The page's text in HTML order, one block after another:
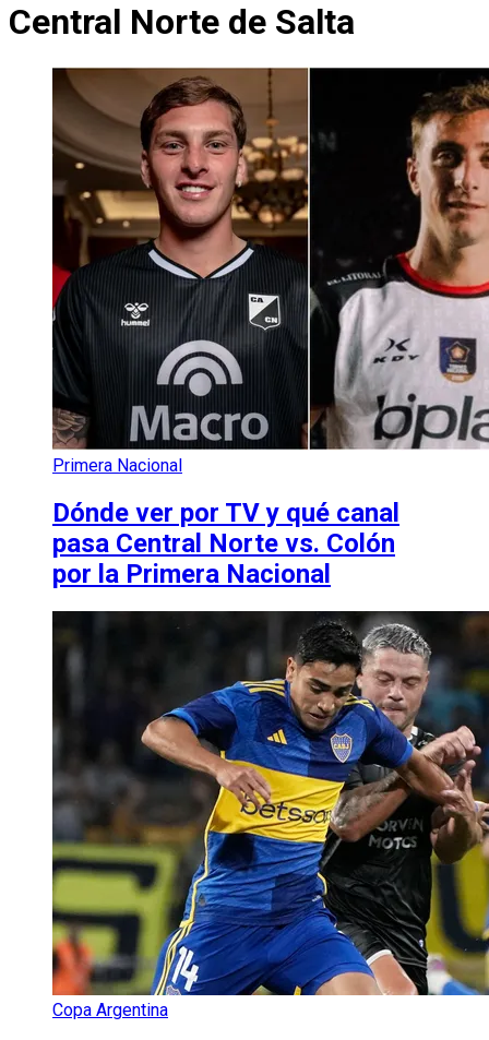
Central Norte de Salta
Primera Nacional
Dónde ver por TV y qué canal
pasa Central Norte vs. Colón
por la Primera Nacional
Copa Argentina